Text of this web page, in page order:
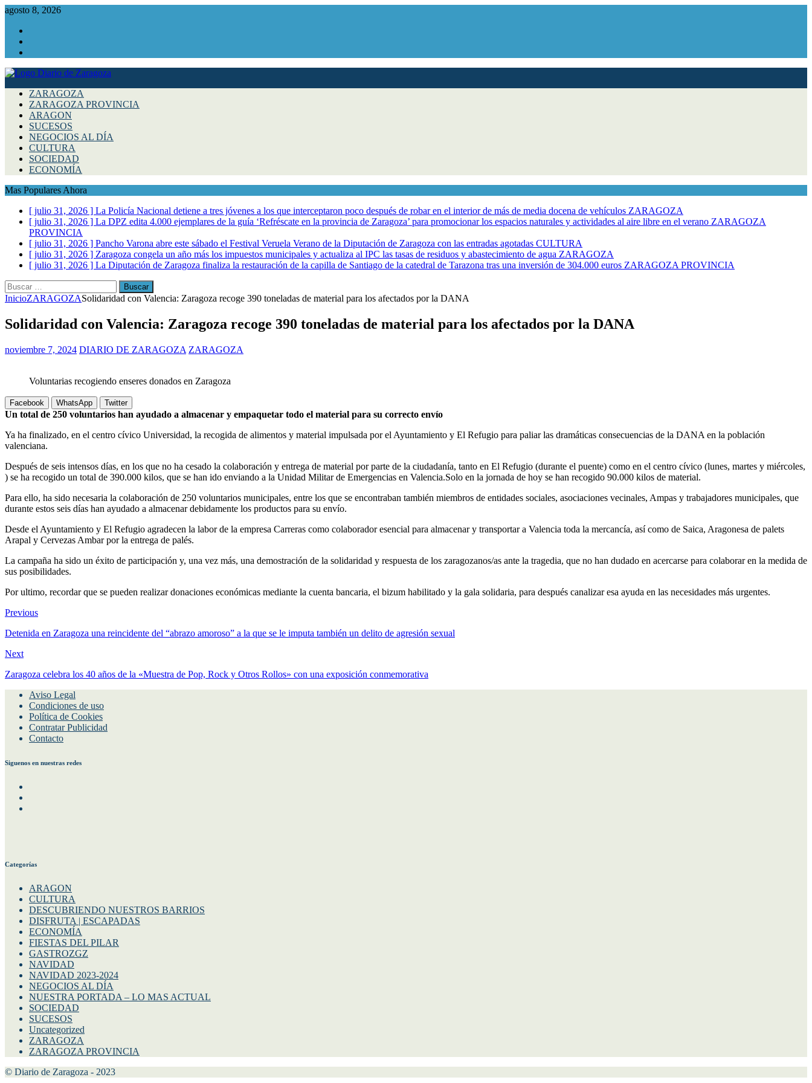
agosto 8, 2026
ZARAGOZA
ZARAGOZA PROVINCIA
ARAGON
SUCESOS
NEGOCIOS AL DÍA
CULTURA
SOCIEDAD
ECONOMÍA
Mas Populares Ahora
[ julio 31, 2026 ] La Policía Nacional detiene a tres jóvenes a los que interceptaron poco después de robar en el interior de más de media docena de vehículos ZARAGOZA
[ julio 31, 2026 ] La DPZ edita 4.000 ejemplares de la guía ‘Refréscate en la provincia de Zaragoza’ para promocionar los espacios naturales y actividades al aire libre en el verano ZARAGOZA
PROVINCIA
[ julio 31, 2026 ] Pancho Varona abre este sábado el Festival Veruela Verano de la Diputación de Zaragoza con las entradas agotadas CULTURA
[ julio 31, 2026 ] Zaragoza congela un año más los impuestos municipales y actualiza al IPC las tasas de residuos y abastecimiento de agua ZARAGOZA
[ julio 31, 2026 ] La Diputación de Zaragoza finaliza la restauración de la capilla de Santiago de la catedral de Tarazona tras una inversión de 304.000 euros ZARAGOZA PROVINCIA
Buscar:
InicioZARAGOZASolidaridad con Valencia: Zaragoza recoge 390 toneladas de material para los afectados por la DANA
Solidaridad con Valencia: Zaragoza recoge 390 toneladas de material para los afectados por la DANA
noviembre 7, 2024 DIARIO DE ZARAGOZA ZARAGOZA
Voluntarias recogiendo enseres donados en Zaragoza
Facebook WhatsApp Twitter
Un total de 250 voluntarios han ayudado a almacenar y empaquetar todo el material para su correcto envío
Ya ha finalizado, en el centro cívico Universidad, la recogida de alimentos y material impulsada por el Ayuntamiento y El Refugio para paliar las dramáticas consecuencias de la DANA en la población
valenciana.
Después de seis intensos días, en los que no ha cesado la colaboración y entrega de material por parte de la ciudadanía, tanto en El Refugio (durante el puente) como en el centro cívico (lunes, martes y miércoles,
) se ha recogido un total de 390.000 kilos, que se han ido enviando a la Unidad Militar de Emergencias en Valencia.Solo en la jornada de hoy se han recogido 90.000 kilos de material.
Para ello, ha sido necesaria la colaboración de 250 voluntarios municipales, entre los que se encontraban también miembros de entidades sociales, asociaciones vecinales, Ampas y trabajadores municipales, que
durante estos seis días han ayudado a almacenar debidamente los productos para su envío.
Desde el Ayuntamiento y El Refugio agradecen la labor de la empresa Carreras como colaborador esencial para almacenar y transportar a Valencia toda la mercancía, así como de Saica, Aragonesa de palets
Arapal y Cervezas Ambar por la entrega de palés.
La campaña ha sido un éxito de participación y, una vez más, una demostración de la solidaridad y respuesta de los zaragozanos/as ante la tragedia, que no han dudado en acercarse para colaborar en la medida de
sus posibilidades.
Por ultimo, recordar que se pueden realizar donaciones económicas mediante la cuenta bancaria, el bizum habilitado y la gala solidaria, para después canalizar esa ayuda en las necesidades más urgentes.
Previous
Detenida en Zaragoza una reincidente del “abrazo amoroso” a la que se le imputa también un delito de agresión sexual
Next
Zaragoza celebra los 40 años de la «Muestra de Pop, Rock y Otros Rollos» con una exposición conmemorativa
Aviso Legal
Condiciones de uso
Política de Cookies
Contratar Publicidad
Contacto
Siguenos en nuestras redes
Categorías
ARAGON
CULTURA
DESCUBRIENDO NUESTROS BARRIOS
DISFRUTA | ESCAPADAS
ECONOMÍA
FIESTAS DEL PILAR
GASTROZGZ
NAVIDAD
NAVIDAD 2023-2024
NEGOCIOS AL DÍA
NUESTRA PORTADA – LO MAS ACTUAL
SOCIEDAD
SUCESOS
Uncategorized
ZARAGOZA
ZARAGOZA PROVINCIA
© Diario de Zaragoza - 2023